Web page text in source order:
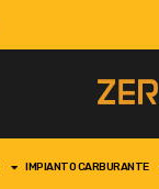
IMPIANTO CARBURANTE